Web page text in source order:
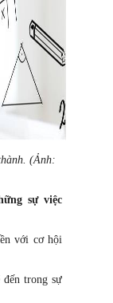
(Ảnh:
sự việc
với cơ hội
trong sự